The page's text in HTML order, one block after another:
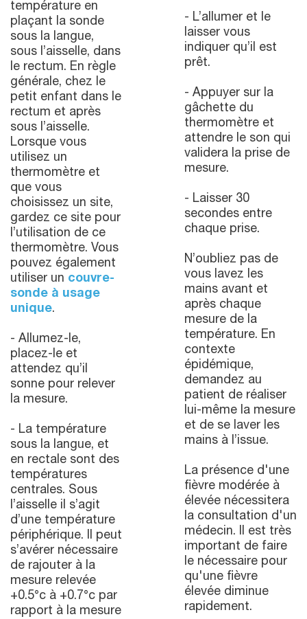
température en
plaçant la sonde
sous la langue,
sous l’aisselle, dans
le rectum. En règle
générale, chez le
petit enfant dans le
rectum et après
sous l’aisselle.
Lorsque vous
utilisez un
thermomètre et
que vous
choisissez un site,
gardez ce site pour
l’utilisation de ce
thermomètre. Vous
pouvez également
utiliser un couvre-
sonde à usage
unique.
- Allumez-le,
placez-le et
attendez qu’il
sonne pour relever
la mesure.
- La température
sous la langue, et
en rectale sont des
températures
centrales. Sous
l’aisselle il s’agit
d’une température
périphérique. Il peut
s’avérer nécessaire
de rajouter à la
mesure relevée
+0.5°c à +0.7°c par
rapport à la mesure
- L’allumer et le
laisser vous
indiquer qu’il est
prêt.
- Appuyer sur la
gâchette du
thermomètre et
attendre le son qui
validera la prise de
mesure.
- Laisser 30
secondes entre
chaque prise.
N’oubliez pas de
vous lavez les
mains avant et
après chaque
mesure de la
température. En
contexte
épidémique,
demandez au
patient de réaliser
lui-même la mesure
et de se laver les
mains à l’issue.
La présence d'une
fièvre modérée à
élevée nécessitera
la consultation d'un
médecin. Il est très
important de faire
le nécessaire pour
qu'une fièvre
élevée diminue
rapidement.